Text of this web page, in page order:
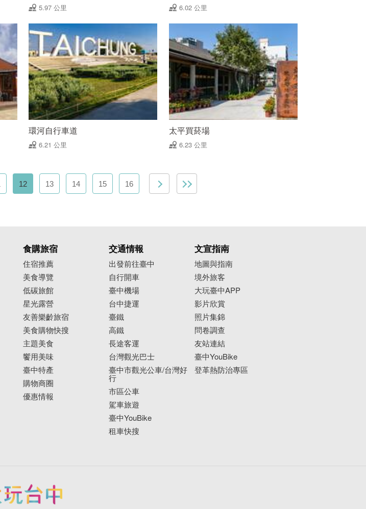
5.97 公里 6.02 公里
環河自行車道
6.21 公里
太平買菸場
6.23 公里
12 13 14 15 16
食購旅宿
住宿推薦
美食導覽
低碳旅館
星光露營
友善樂齡旅宿
美食購物快搜
主題美食
饗用美味
臺中特產
購物商圈
優惠情報
交通情報
出發前往臺中
自行開車
臺中機場
台中捷運
臺鐵
高鐵
長途客運
台灣觀光巴士
臺中市觀光公車/台灣好
行
市區公車
駕車旅遊
臺中YouBike
租車快搜
文宣指南
地圖與指南
境外旅客
大玩臺中APP
影片欣賞
照片集錦
問卷調查
友站連結
臺中YouBike
登革熱防治專區